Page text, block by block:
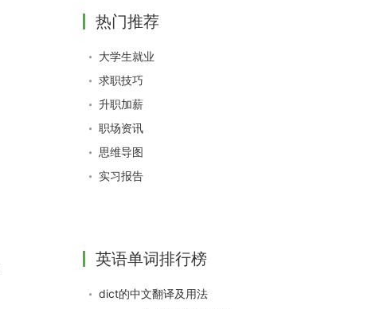
热门推荐
大学生就业
求职技巧
升职加薪
职场资讯
思维导图
实习报告
英语单词排行榜
dict的中文翻译及用法